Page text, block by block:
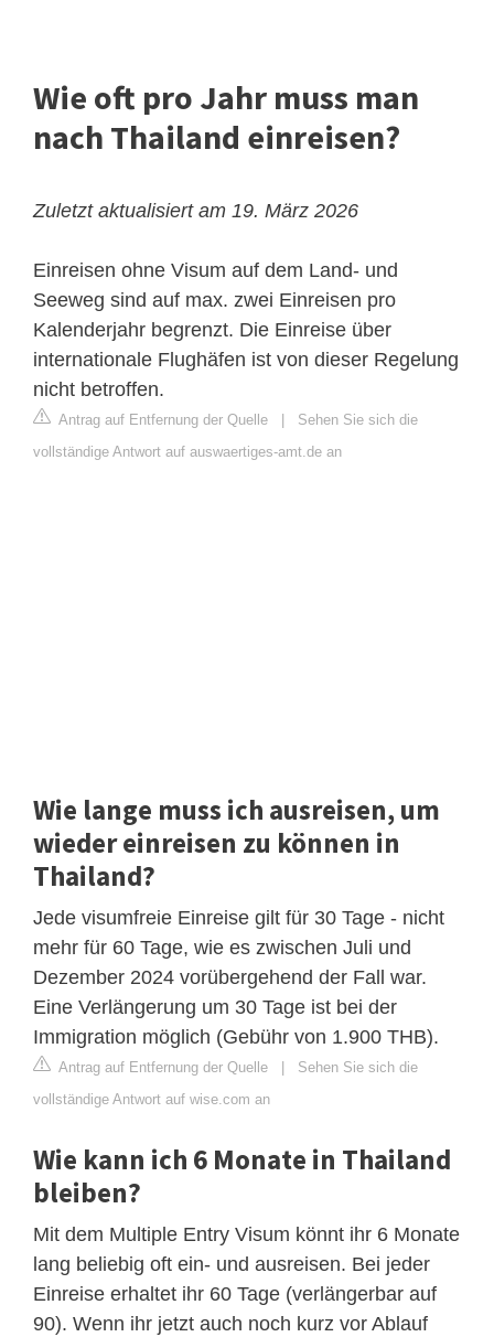
Wie oft pro Jahr muss man
nach Thailand einreisen?
Zuletzt aktualisiert am 19. März 2026
Einreisen ohne Visum auf dem Land- und
Seeweg sind auf max. zwei Einreisen pro
Kalenderjahr begrenzt. Die Einreise über
internationale Flughäfen ist von dieser Regelung
nicht betroffen.
Antrag auf Entfernung der Quelle
Sehen Sie sich die
vollständige Antwort auf auswaertiges-amt.de an
Wie lange muss ich ausreisen, um
wieder einreisen zu können in
Thailand?
Jede visumfreie Einreise gilt für 30 Tage - nicht
mehr für 60 Tage, wie es zwischen Juli und
Dezember 2024 vorübergehend der Fall war.
Eine Verlängerung um 30 Tage ist bei der
Immigration möglich (Gebühr von 1.900 THB).
Antrag auf Entfernung der Quelle
Sehen Sie sich die
vollständige Antwort auf wise.com an
Wie kann ich 6 Monate in Thailand
bleiben?
Mit dem Multiple Entry Visum könnt ihr 6 Monate
lang beliebig oft ein- und ausreisen. Bei jeder
Einreise erhaltet ihr 60 Tage (verlängerbar auf
90). Wenn ihr jetzt auch noch kurz vor Ablauf